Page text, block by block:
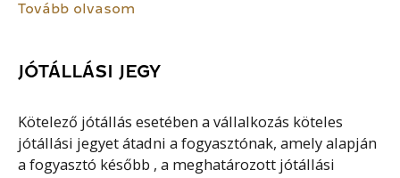
Tovább olvasom
JÓTÁLLÁSI JEGY
Kötelező jótállás esetében a vállalkozás köteles
jótállási jegyet átadni a fogyasztónak, amely alapján
a fogyasztó később , a meghatározott jótállási